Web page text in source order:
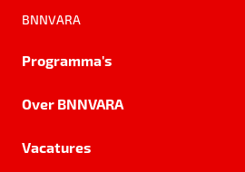
BNNVARA
Programma's
Over BNNVARA
Vacatures